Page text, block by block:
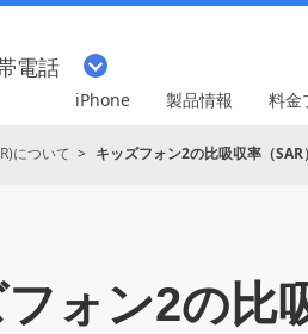
電話
iPhone 製品情報 料金
について キッズフォン2の比吸収率（SAR）
ォン2の比